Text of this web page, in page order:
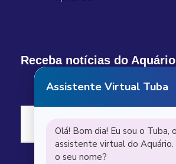
Receba notícias do Aquário